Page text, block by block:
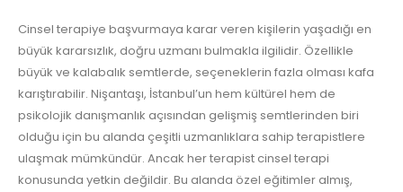
Cinsel terapiye başvurmaya karar veren kişilerin yaşadığı en
büyük kararsızlık, doğru uzmanı bulmakla ilgilidir. Özellikle
büyük ve kalabalık semtlerde, seçeneklerin fazla olması kafa
karıştırabilir. Nişantaşı, İstanbul’un hem kültürel hem de
psikolojik danışmanlık açısından gelişmiş semtlerinden biri
olduğu için bu alanda çeşitli uzmanlıklara sahip terapistlere
ulaşmak mümkündür. Ancak her terapist cinsel terapi
konusunda yetkin değildir. Bu alanda özel eğitimler almış,